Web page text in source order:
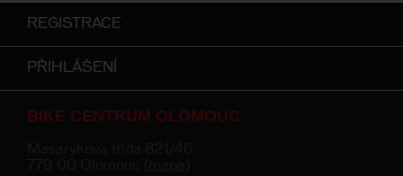
REGISTRACE
PŘIHLÁŠENÍ
BIKE CENTRUM OLOMOUC